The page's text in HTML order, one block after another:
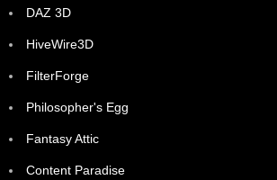
DAZ 3D
HiveWire3D
FilterForge
Philosopher's Egg
Fantasy Attic
Content Paradise